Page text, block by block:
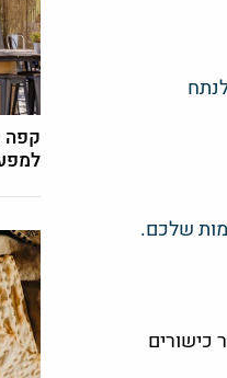
שלכם.
כישורים
קפה